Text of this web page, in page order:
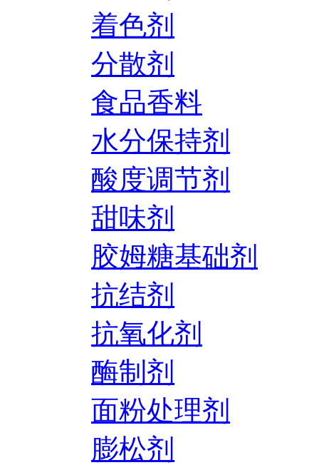
着色剂
分散剂
食品香料
水分保持剂
酸度调节剂
甜味剂
胶姆糖基础剂
抗结剂
抗氧化剂
酶制剂
面粉处理剂
膨松剂